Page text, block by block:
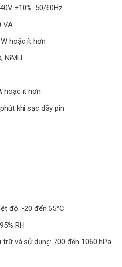
±10%. 50/60Hz
VA
hoặc ít hơn
NiMH
hoặc ít hơn
khi sạc đầy pin
độ: -20 đến 65°C
RH
và sử dụng: 700 đến 1060 hPa